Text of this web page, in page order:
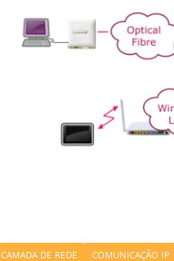
CAMADA DE REDE COMUNICAÇÃO IP